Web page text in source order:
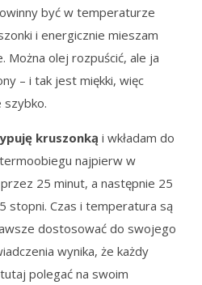
być w temperaturze
i energicznie mieszam
Można olej rozpuścić, ale ja
– i tak jest miękki, więc
szybko.
kruszonką i wkładam do
najpierw w
25 minut, a następnie 25
stopni. Czas i temperatura są
dostosować do swojego
wynika, że każdy
polegać na swoim